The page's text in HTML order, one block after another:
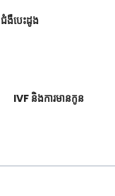
ជំងឺបេះដូង
IVF និងការមានកូន